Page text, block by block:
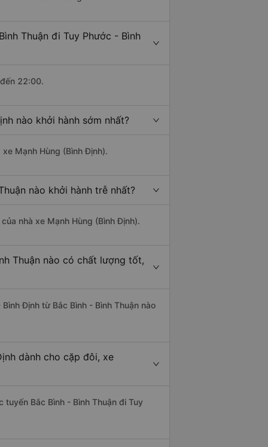
Thuận đi Tuy Phước - Bình
22:00.
nào khởi hành sớm nhất?
Mạnh Hùng (Bình Định).
nào khởi hành trễ nhất?
nhà xe Mạnh Hùng (Bình Định).
Thuận nào có chất lượng tốt,
Định từ Bắc Bình - Bình Thuận nào
dành cho cặp đôi, xe
Bắc Bình - Bình Thuận đi Tuy